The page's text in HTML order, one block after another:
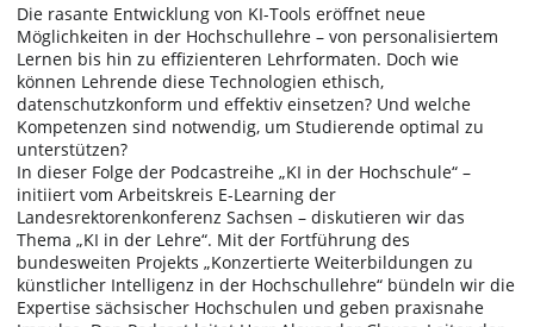
Die rasante Entwicklung von KI-Tools eröffnet neue
Möglichkeiten in der Hochschullehre – von personalisiertem
Lernen bis hin zu effizienteren Lehrformaten. Doch wie
können Lehrende diese Technologien ethisch,
datenschutzkonform und effektiv einsetzen? Und welche
Kompetenzen sind notwendig, um Studierende optimal zu
unterstützen?
In dieser Folge der Podcastreihe „KI in der Hochschule“ –
initiiert vom Arbeitskreis E-Learning der
Landesrektorenkonferenz Sachsen – diskutieren wir das
Thema „KI in der Lehre“. Mit der Fortführung des
bundesweiten Projekts „Konzertierte Weiterbildungen zu
künstlicher Intelligenz in der Hochschullehre“ bündeln wir die
Expertise sächsischer Hochschulen und geben praxisnahe